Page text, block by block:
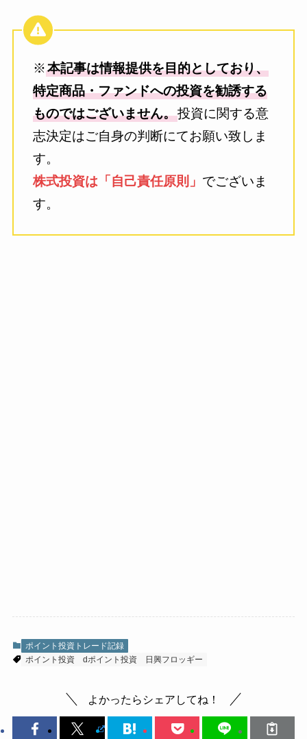
※本記事は情報提供を目的としており、
特定商品・ファンドへの投資を勧誘する
ものではございません。投資に関する意
志決定はご自身の判断にてお願い致しま
す。
株式投資は「自己責任原則」 でございま
す。
ポイント投資トレード記録
ポイント投資
dポイント投資 日興フロッギー
よかったらシェアしてね！